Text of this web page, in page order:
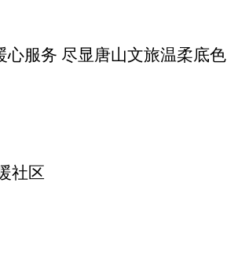
心服务 尽显唐山文旅温柔底色
社区